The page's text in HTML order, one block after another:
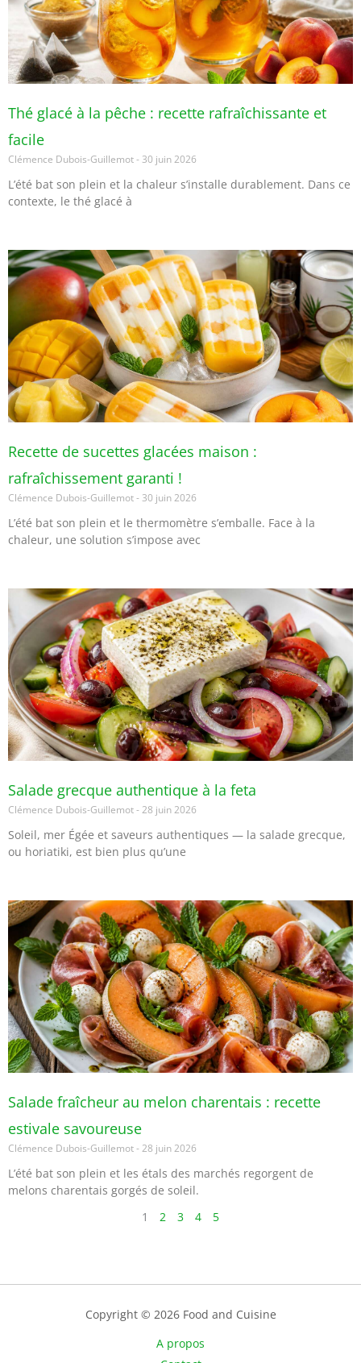
Thé glacé à la pêche : recette rafraîchissante et
facile
Clémence Dubois-Guillemot 30 juin 2026
L’été bat son plein et la chaleur s’installe durablement. Dans ce
contexte, le thé glacé à
Recette de sucettes glacées maison :
rafraîchissement garanti !
Clémence Dubois-Guillemot 30 juin 2026
L’été bat son plein et le thermomètre s’emballe. Face à la
chaleur, une solution s’impose avec
Salade grecque authentique à la feta
Clémence Dubois-Guillemot 28 juin 2026
Soleil, mer Égée et saveurs authentiques — la salade grecque,
ou horiatiki, est bien plus qu’une
Salade fraîcheur au melon charentais : recette
estivale savoureuse
Clémence Dubois-Guillemot 28 juin 2026
L’été bat son plein et les étals des marchés regorgent de
melons charentais gorgés de soleil.
1
2 3 4 5
Copyright © 2026 Food and Cuisine
A propos